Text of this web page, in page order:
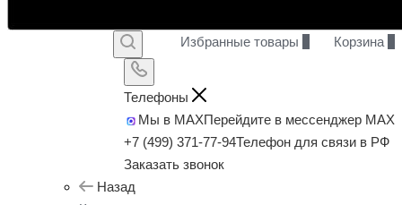
Избранные товары Корзина
Телефоны
Мы в MAXПерейдите в мессенджер MAX
+7 (499) 371-77-94Телефон для связи в РФ
Заказать звонок
Назад